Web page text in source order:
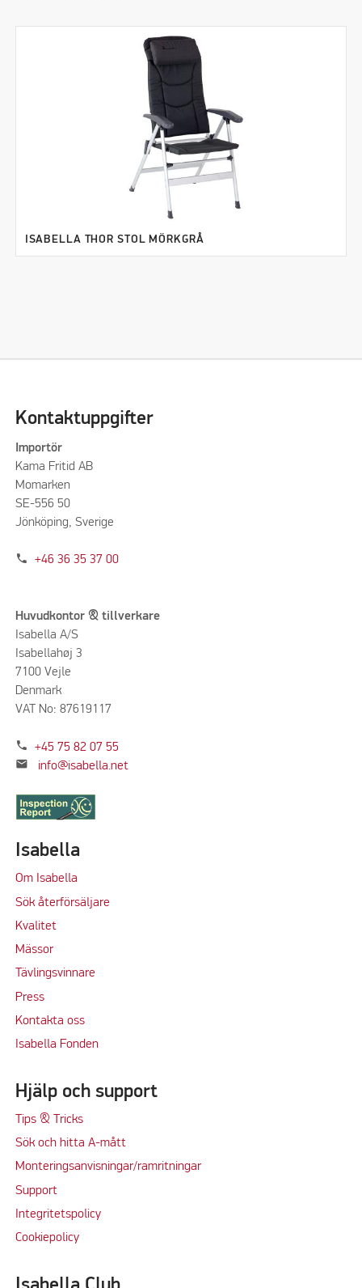
ISABELLA THOR STOL MÖRKGRÅ
Kontaktuppgifter
Importör
Kama Fritid AB
Momarken
SE-556 50
Jönköping, Sverige
phone +46 36 35 37 00
Huvudkontor & tillverkare
Isabella A/S
Isabellahøj 3
7100 Vejle
Denmark
VAT No: 87619117
phone +45 75 82 07 55
mail info@isabella.net
Isabella
Om Isabella
Sök återförsäljare
Kvalitet
Mässor
Tävlingsvinnare
Press
Kontakta oss
Isabella Fonden
Hjälp och support
Tips & Tricks
Sök och hitta A-mått
Monteringsanvisningar/ramritningar
Support
Integritetspolicy
Cookiepolicy